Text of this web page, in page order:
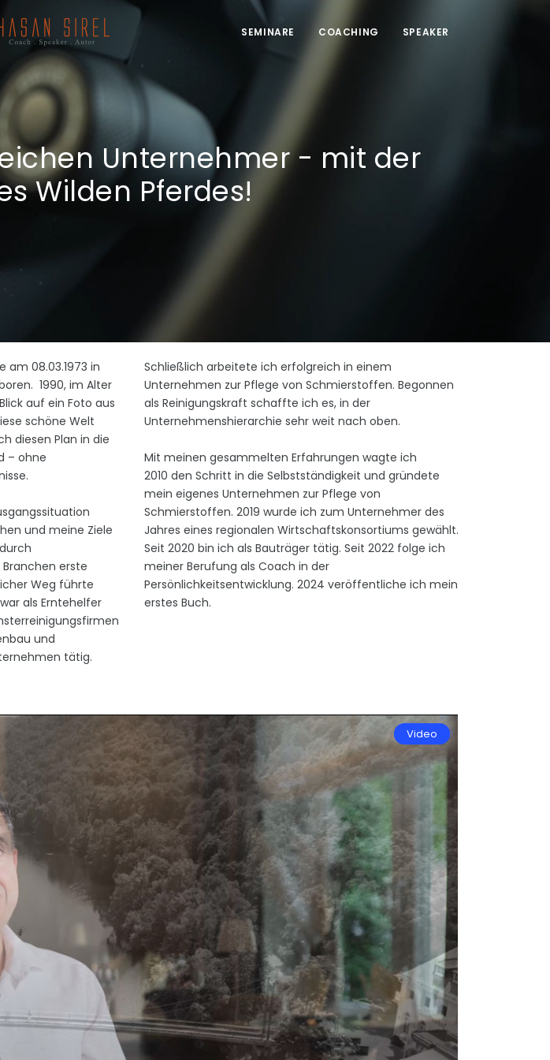
SEMINARE COACHING SPEAKER
Unternehmer - mit der
Wilden Pferdes!
am 08.03.1973 in
1990, im Alter
auf ein Foto aus
schöne Welt
diesen Plan in die
– ohne
und meine Ziele
erste
Weg führte
als Erntehelfer
und
tätig.
Schließlich arbeitete ich erfolgreich in einem
Unternehmen zur Pflege von Schmierstoffen. Begonnen
als Reinigungskraft schaffte ich es, in der
Unternehmenshierarchie sehr weit nach oben.
Mit meinen gesammelten Erfahrungen wagte ich
2010 den Schritt in die Selbstständigkeit und gründete
mein eigenes Unternehmen zur Pflege von
Schmierstoffen. 2019 wurde ich zum Unternehmer des
Jahres eines regionalen Wirtschaftskonsortiums gewählt.
Seit 2020 bin ich als Bauträger tätig. Seit 2022 folge ich
meiner Berufung als Coach in der
Persönlichkeitsentwicklung. 2024 veröffentliche ich mein
erstes Buch.
Video